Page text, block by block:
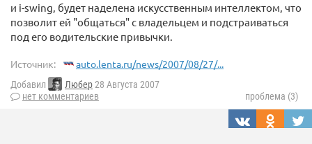
и i-swing, будет наделена искусственным интеллектом, что
позволит ей "общаться" с владельцем и подстраиваться
под его водительские привычки.
Источник: auto.lenta.ru/news/2007/08/27/...
Добавил Любер28 Августа 2007
нет комментариев
проблема (3)